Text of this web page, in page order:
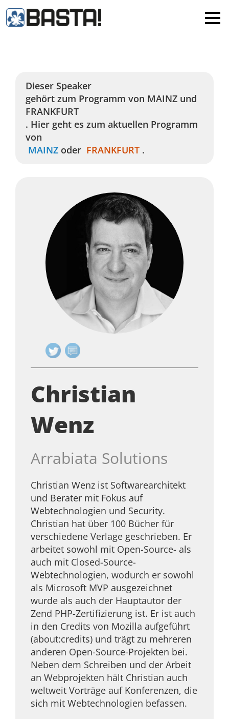
Dieser Speaker
gehört zum Programm von MAINZ und
FRANKFURT
. Hier geht es zum aktuellen Programm
von
MAINZ oder FRANKFURT .
Christian
Wenz
Arrabiata Solutions
Christian Wenz ist Softwarearchitekt
und Berater mit Fokus auf
Webtechnologien und Security.
Christian hat über 100 Bücher für
verschiedene Verlage geschrieben. Er
arbeitet sowohl mit Open-Source- als
auch mit Closed-Source-
Webtechnologien, wodurch er sowohl
als Microsoft MVP ausgezeichnet
wurde als auch der Hauptautor der
Zend PHP-Zertifizierung ist. Er ist auch
in den Credits von Mozilla aufgeführt
(about:credits) und trägt zu mehreren
anderen Open-Source-Projekten bei.
Neben dem Schreiben und der Arbeit
an Webprojekten hält Christian auch
weltweit Vorträge auf Konferenzen, die
sich mit Webtechnologien befassen.
MAINZ